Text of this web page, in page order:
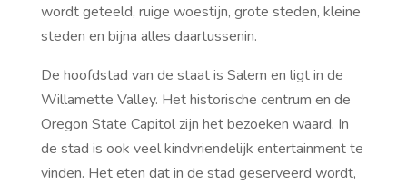
wordt geteeld, ruige woestijn, grote steden, kleine
steden en bijna alles daartussenin.
De hoofdstad van de staat is Salem en ligt in de
Willamette Valley. Het historische centrum en de
Oregon State Capitol zijn het bezoeken waard. In
de stad is ook veel kindvriendelijk entertainment te
vinden. Het eten dat in de stad geserveerd wordt,